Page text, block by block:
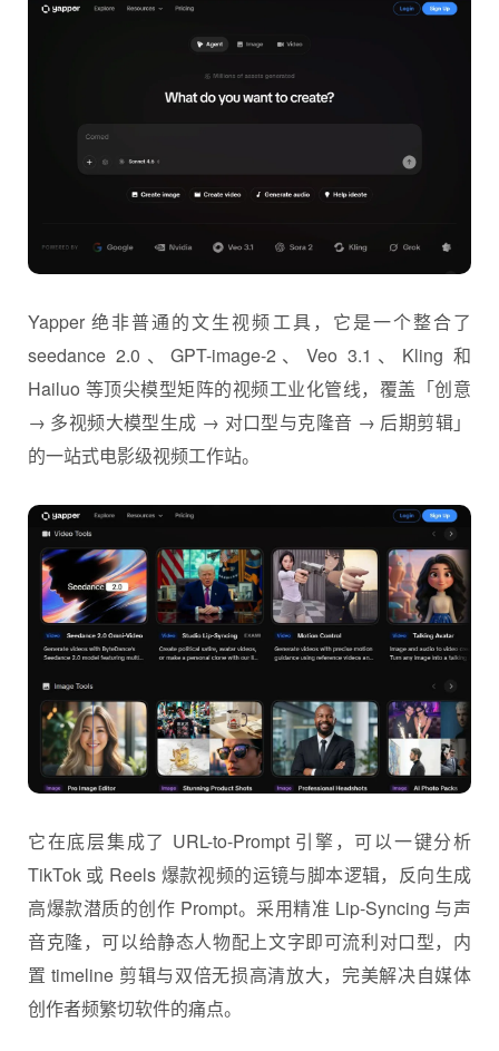
Yapper 绝非普通的文生视频工具，它是一个整合了
seedance 2.0、GPT-image-2、Veo 3.1、Kling 和
Hailuo 等顶尖模型矩阵的视频工业化管线，覆盖「创意
→ 多视频大模型生成 → 对口型与克隆音 → 后期剪辑」
的一站式电影级视频工作站。
它在底层集成了 URL-to-Prompt 引擎，可以一键分析
TikTok 或 Reels 爆款视频的运镜与脚本逻辑，反向生成
高爆款潜质的创作 Prompt。采用精准 Lip-Syncing 与声
音克隆，可以给静态人物配上文字即可流利对口型，内
置 timeline 剪辑与双倍无损高清放大，完美解决自媒体
创作者频繁切软件的痛点。